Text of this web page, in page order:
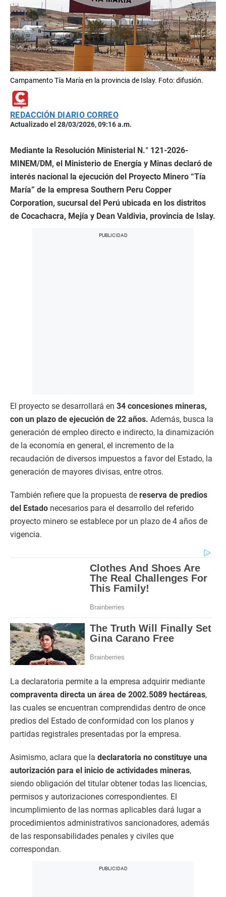
Campamento Tía María en la provincia de Islay. Foto: difusión.
REDACCIÓN DIARIO CORREO
Actualizado el 28/03/2026, 09:16 a.m.
Mediante la Resolución Ministerial N.° 121-2026-
MINEM/DM, el Ministerio de Energía y Minas declaró de
interés nacional la ejecución del Proyecto Minero “Tía
María” de la empresa Southern Peru Copper
Corporation, sucursal del Perú ubicada en los distritos
de Cocachacra, Mejía y Dean Valdivia, provincia de Islay.
El proyecto se desarrollará en 34 concesiones mineras,
con un plazo de ejecución de 22 años. Además, busca la
generación de empleo directo e indirecto, la dinamización
de la economía en general, el incremento de la
recaudación de diversos impuestos a favor del Estado, la
generación de mayores divisas, entre otros.
También refiere que la propuesta de reserva de predios
del Estado necesarios para el desarrollo del referido
proyecto minero se establece por un plazo de 4 años de
vigencia.
La declaratoria permite a la empresa adquirir mediante
compraventa directa un área de 2002.5089 hectáreas,
las cuales se encuentran comprendidas dentro de once
predios del Estado de conformidad con los planos y
partidas registrales presentadas por la empresa.
Asimismo, aclara que la declaratoria no constituye una
autorización para el inicio de actividades mineras,
siendo obligación del titular obtener todas las licencias,
permisos y autorizaciones correspondientes. El
incumplimiento de las normas aplicables dará lugar a
procedimientos administrativos sancionadores, además
de las responsabilidades penales y civiles que
correspondan.